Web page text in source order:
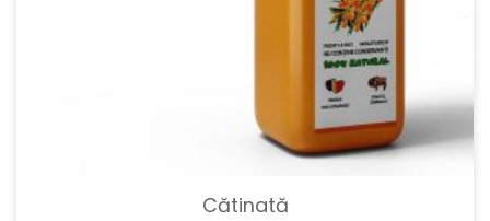
Cătinată